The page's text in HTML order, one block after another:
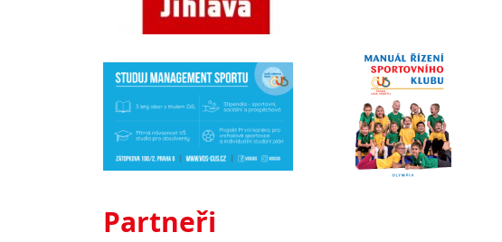
Partneři